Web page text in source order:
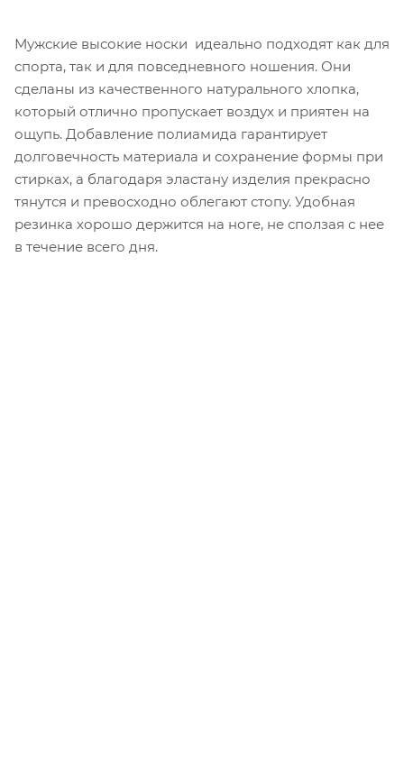
Мужские высокие носки идеально подходят как для
спорта, так и для повседневного ношения. Они
сделаны из качественного натурального хлопка,
который отлично пропускает воздух и приятен на
ощупь. Добавление полиамида гарантирует
долговечность материала и сохранение формы при
стирках, а благодаря эластану изделия прекрасно
тянутся и превосходно облегают стопу. Удобная
резинка хорошо держится на ноге, не сползая с нее
в течение всего дня.